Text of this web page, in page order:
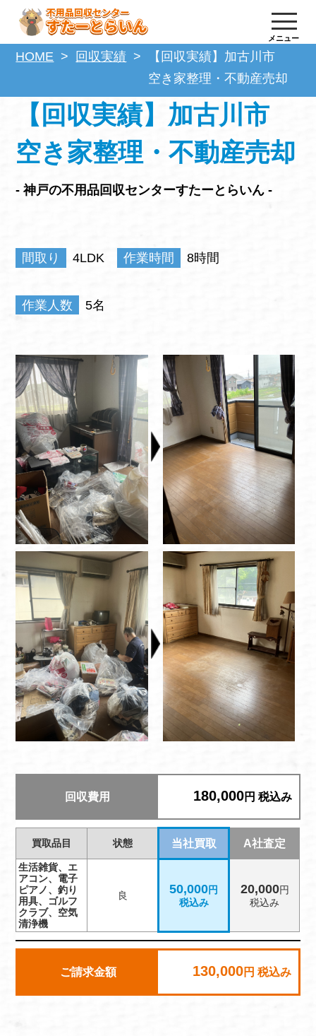
メニュー
HOME 回収実績
【回収実績】加古川市
空き家整理・不動産売却
【回収実績】加古川市
空き家整理・不動産売却
- 神戸の不用品回収センターすたーとらいん -
間取り 4LDK 作業時間 8時間
作業人数 5名
回収費用 180,000円 税込み
買取品目 状態 当社買取 A社査定
生活雑貨、エ
アコン、電子
ピアノ、釣り
用具、ゴルフ
クラブ、空気
清浄機
良 50,000円
税込み
20,000円
税込み
ご請求金額 130,000円 税込み